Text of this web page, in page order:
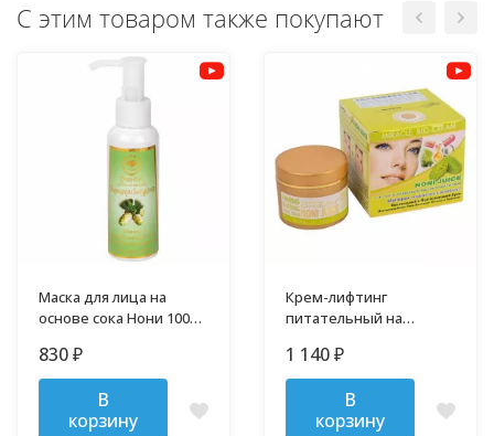
С этим товаром также покупают
Маска для лица на
основе сока Нони 100
830 ₽
В
корзину
Крем-лифтинг
питательный на
1 140 ₽
В
корзину